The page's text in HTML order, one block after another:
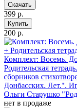
Скачать
399 р.
Купить
200 р.
Комплект: Восемь.
Родительская
сборников
Донбасских. Лет.".
Ольги Старушко
нет в продаже